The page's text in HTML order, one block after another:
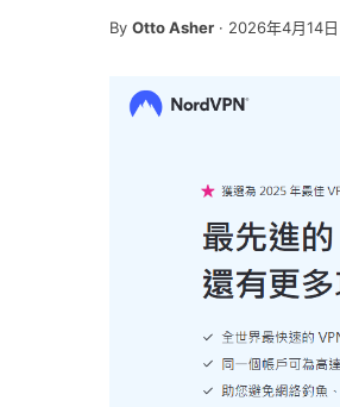
By Otto Asher · 2026年4月14日